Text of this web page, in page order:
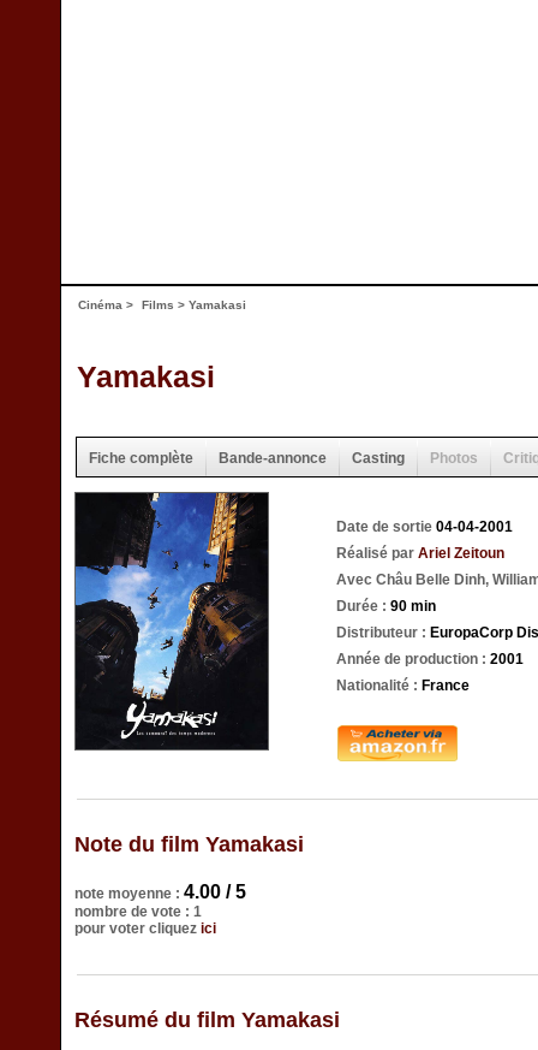
Cinéma > Films > Yamakasi
Yamakasi
Fiche complète Bande-annonce Casting Photos
Date de sortie 04-04-2001
Réalisé par Ariel Zeitoun
Avec Châu Belle Dinh,
Durée : 90 min
Distributeur : EuropaCorp
Année de production : 2001
Nationalité : France
Note du film Yamakasi
note moyenne : 4.00 / 5
nombre de vote : 1
pour voter cliquez ici
Résumé du film Yamakasi